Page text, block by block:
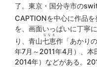
了。東京・国分寺市の
CAPTIONを中心に作品
を、画面いっぱいに丁寧
り、青山七恵
ななえ
作「あかり
年7月～2011年4月）、
2014年）などがある。